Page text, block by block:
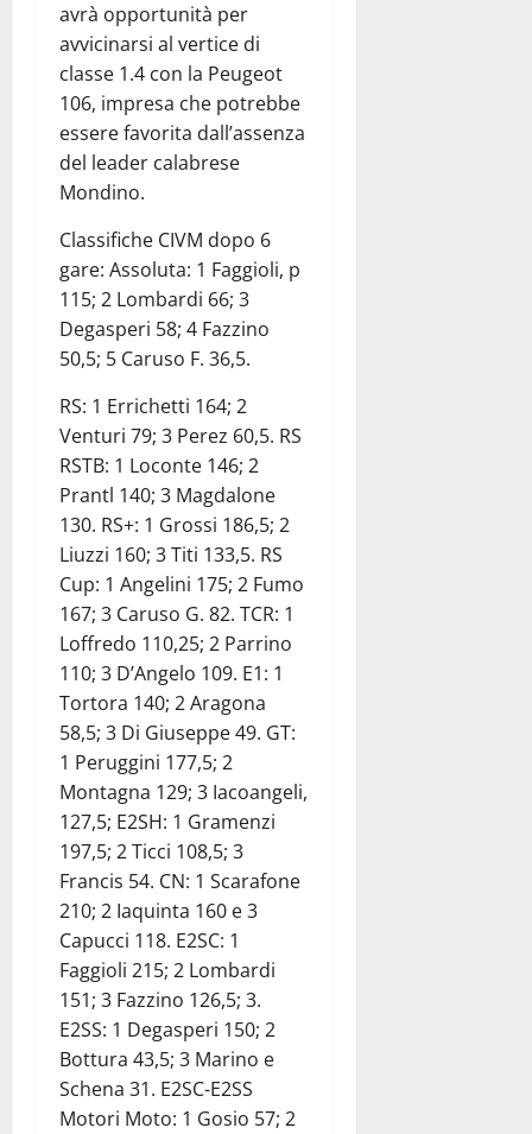
avrà opportunità per
avvicinarsi al vertice di
classe 1.4 con la Peugeot
106, impresa che potrebbe
essere favorita dall’assenza
del leader calabrese
Mondino.
Classifiche CIVM dopo 6
gare: Assoluta: 1 Faggioli, p
115; 2 Lombardi 66; 3
Degasperi 58; 4 Fazzino
50,5; 5 Caruso F. 36,5.
RS: 1 Errichetti 164; 2
Venturi 79; 3 Perez 60,5. RS
RSTB: 1 Loconte 146; 2
Prantl 140; 3 Magdalone
130. RS+: 1 Grossi 186,5; 2
Liuzzi 160; 3 Titi 133,5. RS
Cup: 1 Angelini 175; 2 Fumo
167; 3 Caruso G. 82. TCR: 1
Loffredo 110,25; 2 Parrino
110; 3 D’Angelo 109. E1: 1
Tortora 140; 2 Aragona
58,5; 3 Di Giuseppe 49. GT:
1 Peruggini 177,5; 2
Montagna 129; 3 Iacoangeli,
127,5; E2SH: 1 Gramenzi
197,5; 2 Ticci 108,5; 3
Francis 54. CN: 1 Scarafone
210; 2 Iaquinta 160 e 3
Capucci 118. E2SC: 1
Faggioli 215; 2 Lombardi
151; 3 Fazzino 126,5; 3.
E2SS: 1 Degasperi 150; 2
Bottura 43,5; 3 Marino e
Schena 31. E2SC-E2SS
Motori Moto: 1 Gosio 57; 2